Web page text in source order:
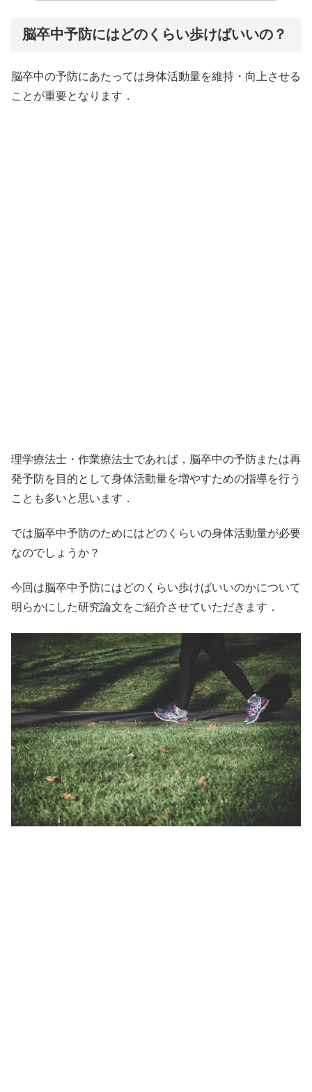
脳卒中予防にはどのくらい歩けばいいの？
脳卒中の予防にあたっては身体活動量を維持・向上させる
ことが重要となります．
理学療法士・作業療法士であれば，脳卒中の予防または再
発予防を目的として身体活動量を増やすための指導を行う
ことも多いと思います．
では脳卒中予防のためにはどのくらいの身体活動量が必要
なのでしょうか？
今回は脳卒中予防にはどのくらい歩けばいいのかについて
明らかにした研究論文をご紹介させていただきます．